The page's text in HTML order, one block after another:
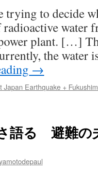
trying to decide
water
plant. […]
the water
→
Japan Earthquake +
語る 避難の